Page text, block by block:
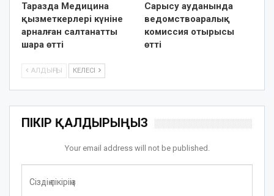
Таразда Медицина
қызметкерлері күніне
арналған салтанатты
шара өтті
Сарысу ауданында
ведомствоаралық
комиссия отырысы
өтті
АЛДЫҢҒЫ КЕЛЕСІ
ПІКІР ҚАЛДЫРЫҢЫЗ
Your email address will not be published.